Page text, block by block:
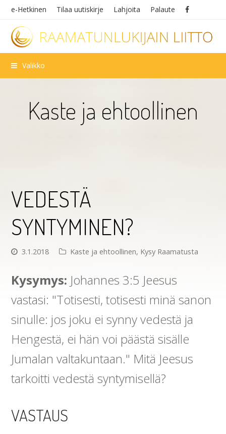
e-Hetkinen Tilaa uutiskirje Lahjoita Palaute
Valikko
Kaste ja ehtoollinen
VEDESTÄ
SYNTYMINEN?
3.1.2018 Kaste ja ehtoollinen, Kysy Raamatusta
Kysymys: Johannes 3:5 Jeesus
vastasi: "Totisesti, totisesti minä sanon
sinulle: jos joku ei synny vedestä ja
Hengestä, ei hän voi päästä sisälle
Jumalan valtakuntaan." Mitä Jeesus
tarkoitti vedestä syntymisellä?
VASTAUS